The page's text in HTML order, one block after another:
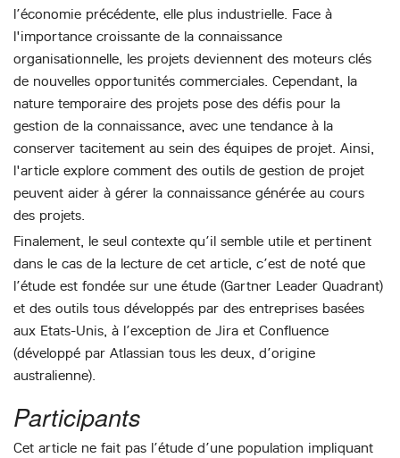
l’économie précédente, elle plus industrielle. Face à
l'importance croissante de la connaissance
organisationnelle, les projets deviennent des moteurs clés
de nouvelles opportunités commerciales. Cependant, la
nature temporaire des projets pose des défis pour la
gestion de la connaissance, avec une tendance à la
conserver tacitement au sein des équipes de projet. Ainsi,
l'article explore comment des outils de gestion de projet
peuvent aider à gérer la connaissance générée au cours
des projets.
Finalement, le seul contexte qu’il semble utile et pertinent
dans le cas de la lecture de cet article, c’est de noté que
l’étude est fondée sur une étude (Gartner Leader Quadrant)
et des outils tous développés par des entreprises basées
aux Etats-Unis, à l’exception de Jira et Confluence
(développé par Atlassian tous les deux, d’origine
australienne).
Participants
Cet article ne fait pas l’étude d’une population impliquant